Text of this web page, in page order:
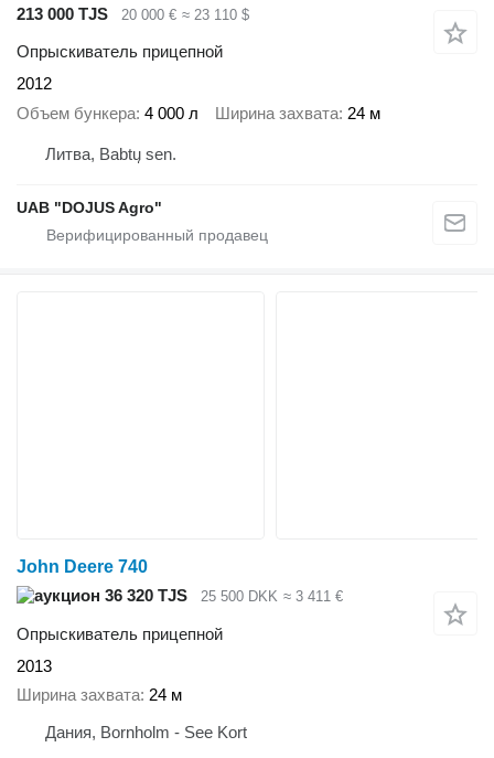
213 000 TJS
20 000 € ≈ 23 110 $
Опрыскиватель прицепной
2012
Объем бункера 4 000 л Ширина захвата 24 м
Литва, Babtų sen.
UAB "DOJUS Agro"
John Deere 740
36 320 TJS
25 500 DKK ≈ 3 411 €
Опрыскиватель прицепной
2013
Ширина захвата 24 м
Дания, Bornholm - See Kort